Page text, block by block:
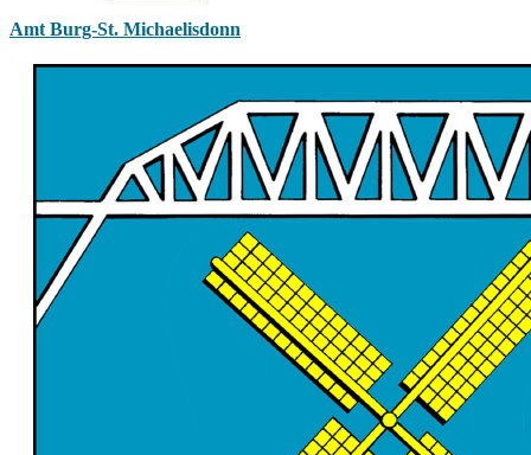
Amt Burg-St. Michaelisdonn